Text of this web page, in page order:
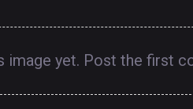
image yet. Post the first